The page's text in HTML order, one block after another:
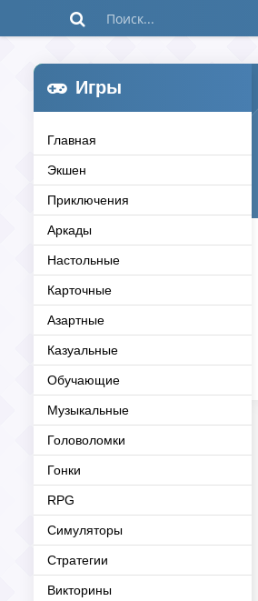
Игры
Главная
Экшен
Приключения
Аркады
Настольные
Карточные
Азартные
Казуальные
Обучающие
Музыкальные
Головоломки
Гонки
RPG
Симуляторы
Стратегии
Викторины